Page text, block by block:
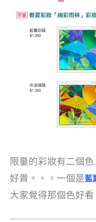
限量的彩妝有二個
好貴。。。一個是藍
大家覺得那個色好看